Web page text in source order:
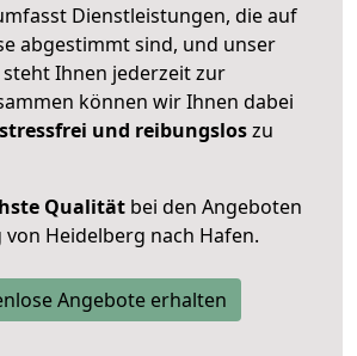
Dienstleistungen, die auf
abgestimmt sind, und unser
Ihnen jederzeit zur
können wir Ihnen dabei
stressfrei und reibungsloszu
Qualität bei den Angeboten
Heidelberg nach Hafen.
Angebote erhalten